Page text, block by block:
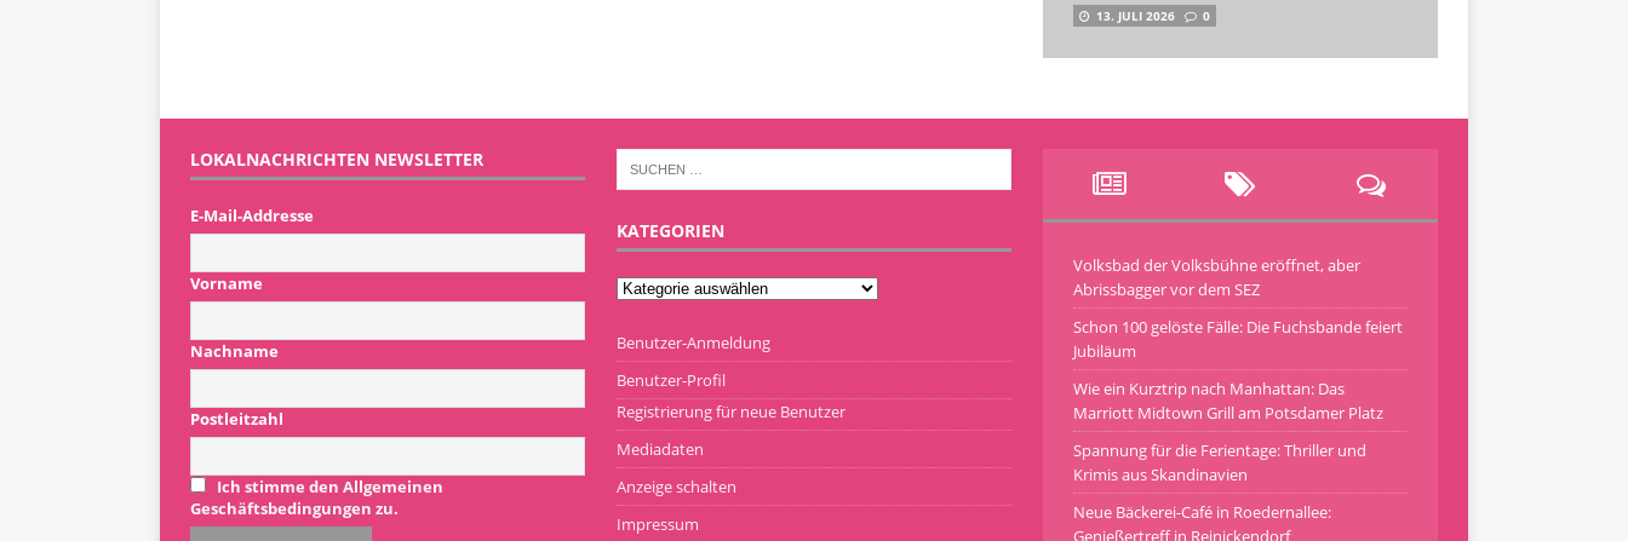
13. JULI 2026 0
LOKALNACHRICHTEN NEWSLETTER
E-Mail-Addresse
Vorname
Nachname
Postleitzahl
Ich stimme den Allgemeinen
Geschäftsbedingungen zu.
KATEGORIEN
Benutzer-Anmeldung
Benutzer-Profil
Registrierung für neue Benutzer
Mediadaten
Anzeige schalten
Impressum
Volksbad der Volksbühne eröffnet, aber
Abrissbagger vor dem SEZ
Schon 100 gelöste Fälle: Die Fuchsbande feiert
Jubiläum
Wie ein Kurztrip nach Manhattan: Das
Marriott Midtown Grill am Potsdamer Platz
Spannung für die Ferientage: Thriller und
Krimis aus Skandinavien
Neue Bäckerei-Café in Roedernallee:
Genießertreff in Reinickendorf